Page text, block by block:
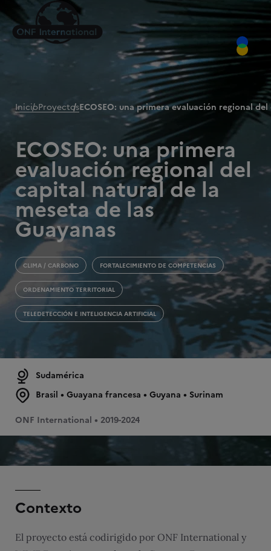
InicioProyectosECOSEO: una primera evaluación regional
ECOSEO: una primera
evaluación regional del
capital natural de la
meseta de las
Guayanas
CLIMA / CARBONO FORTALECIMIENTO DE COMPETENCIAS
ORDENAMIENTO TERRITORIAL
TELEDETECCIÓN E INTELIGENCIA ARTIFICIAL
Sudamérica
Brasil • Guayana francesa • Guyana • Surinam
ONF International • 2019-2024
Contexto
El proyecto está codirigido por ONF International y